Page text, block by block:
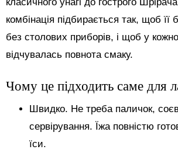
комбінація підбирається так, щоб її
без столових приборів, і щоб у
відчувалась повнота смаку.
Чому це підходить саме для
Швидко. Не треба паличок,
сервірування. Їжа повністю
їси.